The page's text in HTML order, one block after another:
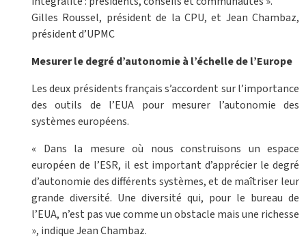
Gilles Roussel, président de la CPU, et Jean Chambaz,
président d’UPMC
Mesurer le degré d’autonomie à l’échelle de l’Europe
Les deux présidents français s’accordent sur l’importance
des outils de l’EUA pour mesurer l’autonomie des
systèmes européens.
« Dans la mesure où nous construisons un espace
européen de l’ESR, il est important d’apprécier le degré
d’autonomie des différents systèmes, et de maîtriser leur
grande diversité. Une diversité qui, pour le bureau de
l’EUA, n’est pas vue comme un obstacle mais une richesse
», indique Jean Chambaz.